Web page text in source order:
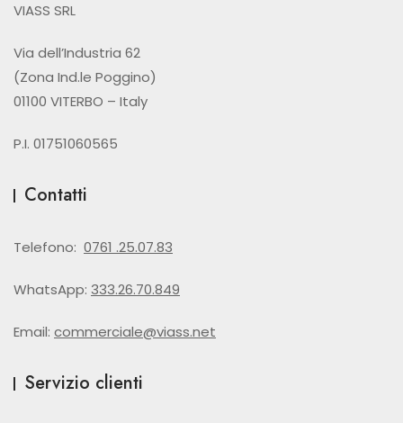
VIASS SRL
Via dell’Industria 62
(Zona Ind.le Poggino)
01100 VITERBO – Italy
P.I. 01751060565
Contatti
Telefono: 0761 .25.07.83
WhatsApp: 333.26.70.849
Email: commerciale@viass.net
Servizio clienti